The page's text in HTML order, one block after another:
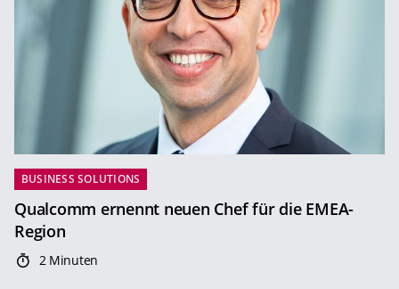
BUSINESS SOLUTIONS
Qualcomm ernennt neuen Chef für die EMEA-
Region
2 Minuten